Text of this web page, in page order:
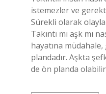
istemezler ve
Sürekli olarak
Takıntı mı aşk mı
hayatına
plandadır. Aşkta
de ön planda